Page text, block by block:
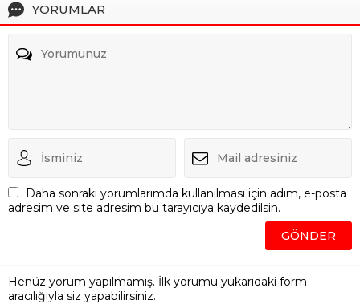
YORUMLAR
Daha sonraki yorumlarımda kullanılması için adım, e-posta
adresim ve site adresim bu tarayıcıya kaydedilsin.
Henüz yorum yapılmamış. İlk yorumu yukarıdaki form
aracılığıyla siz yapabilirsiniz.